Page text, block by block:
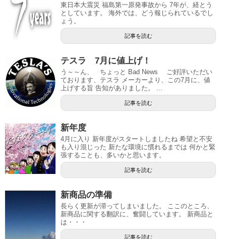
東日本大震災 福島第一原発事故から 7年が、経とう
としています。 海外では、どう報じられているでし
ょう。
記事を読む
テスラ 7月に値上げ！
う～～ん、 ちょっと Bad News ご好評いただい
ております、テスラ メーカーより、この7月に、値
上げする旨 告知がありました。 ...
記事を読む
新年度
4月に入り 新年度がスタートしましたね 希望と不安
も入り混じった 新たな環境に慣れるまでは 何かと緊
張することも、多いかと思います。
記事を読む
新商品の準備
長らく更新が滞ってしまいました。 ここのところ、
新商品に関する翻訳に、奮闘しています。 新商品と
は・・・
記事を読む